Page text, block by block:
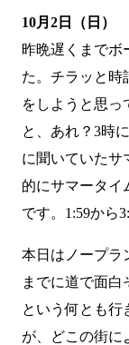
10月2日（日）
昨晩遅くまでボ
た。チラッと時
をしようと思っ
と、あれ？3時
に聞いていたサ
的にサマータイ
です。1:59から
本日はノープラ
までに道で面白
という何とも行
が、どこの街に